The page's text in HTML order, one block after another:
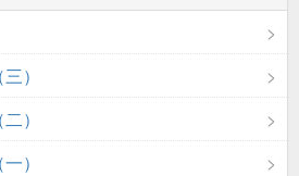
）
）
）